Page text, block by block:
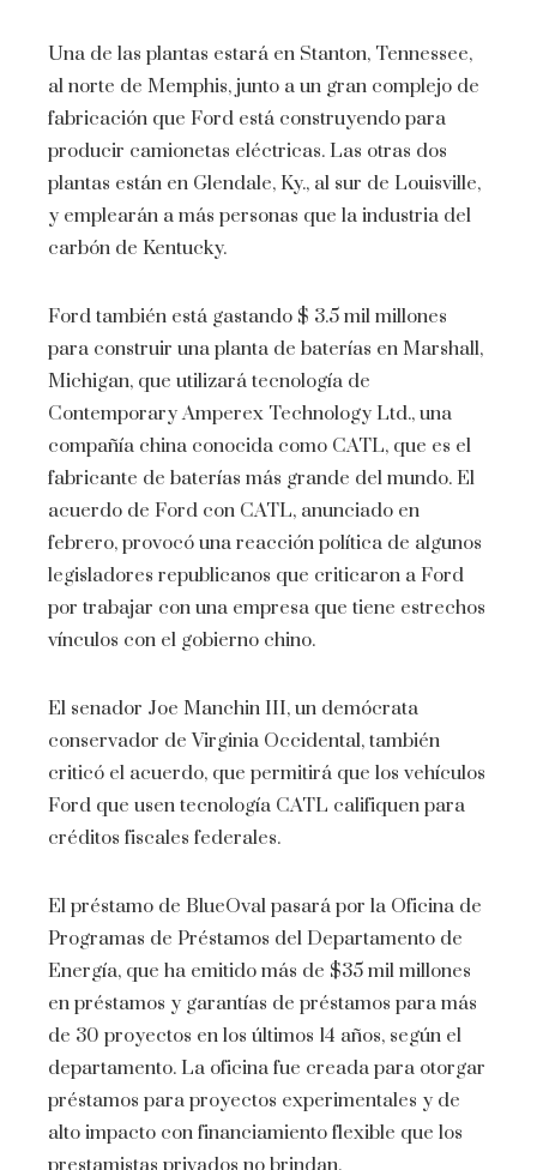
Una de las plantas estará en Stanton, Tennessee,
al norte de Memphis, junto a un gran complejo de
fabricación que Ford está construyendo para
producir camionetas eléctricas. Las otras dos
plantas están en Glendale, Ky., al sur de Louisville,
y emplearán a más personas que la industria del
carbón de Kentucky.
Ford también está gastando $ 3.5 mil millones
para construir una planta de baterías en Marshall,
Michigan, que utilizará tecnología de
Contemporary Amperex Technology Ltd., una
compañía china conocida como CATL, que es el
fabricante de baterías más grande del mundo. El
acuerdo de Ford con CATL, anunciado en
febrero, provocó una reacción política de algunos
legisladores republicanos que criticaron a Ford
por trabajar con una empresa que tiene estrechos
vínculos con el gobierno chino.
El senador Joe Manchin III, un demócrata
conservador de Virginia Occidental, también
criticó el acuerdo, que permitirá que los vehículos
Ford que usen tecnología CATL califiquen para
créditos fiscales federales.
El préstamo de BlueOval pasará por la Oficina de
Programas de Préstamos del Departamento de
Energía, que ha emitido más de $35 mil millones
en préstamos y garantías de préstamos para más
de 30 proyectos en los últimos 14 años, según el
departamento. La oficina fue creada para otorgar
préstamos para proyectos experimentales y de
alto impacto con financiamiento flexible que los